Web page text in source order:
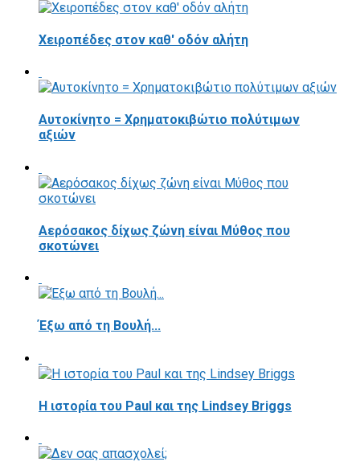
Χειροπέδες στον καθ' οδόν αλήτη
Αυτοκίνητο = Χρηματοκιβώτιο πολύτιμων
αξιών
Αερόσακος δίχως ζώνη είναι Μύθος που
σκοτώνει
Έξω από τη Βουλή...
Η ιστορία του Paul και της Lindsey Briggs